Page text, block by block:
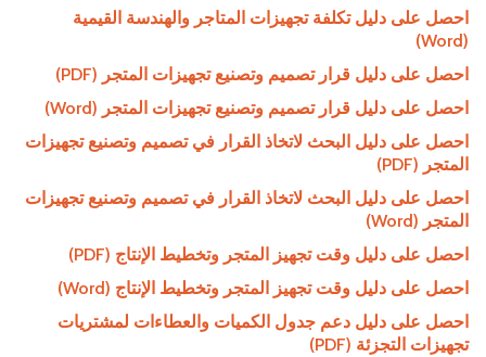
احصل على دليل تكلفة تجهيزات المتاجر والهندسة القيمية
(Word)
احصل على دليل قرار تصميم وتصنيع تجهيزات المتجر (PDF)
احصل على دليل قرار تصميم وتصنيع تجهيزات المتجر (Word)
احصل على دليل البحث لاتخاذ القرار في تصميم وتصنيع تجهيزات
المتجر (PDF)
احصل على دليل البحث لاتخاذ القرار في تصميم وتصنيع تجهيزات
المتجر (Word)
احصل على دليل وقت تجهيز المتجر وتخطيط الإنتاج (PDF)
احصل على دليل وقت تجهيز المتجر وتخطيط الإنتاج (Word)
احصل على دليل دعم جدول الكميات والعطاءات لمشتريات
تجهيزات التجزئة (PDF)